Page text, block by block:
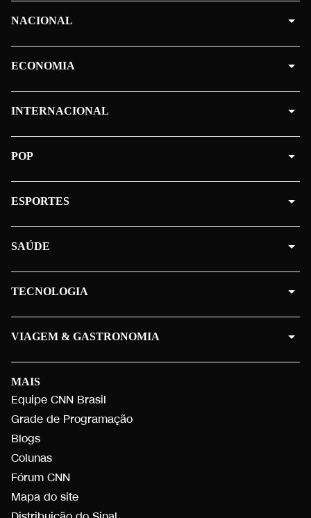
MAIS
Equipe CNN Brasil
Grade de Programação
Blogs
Colunas
Fórum CNN
Mapa do site
NACIONAL
ECONOMIA
INTERNACIONAL
POP
ESPORTES
SAÚDE
TECNOLOGIA
VIAGEM & GASTRONOMIA